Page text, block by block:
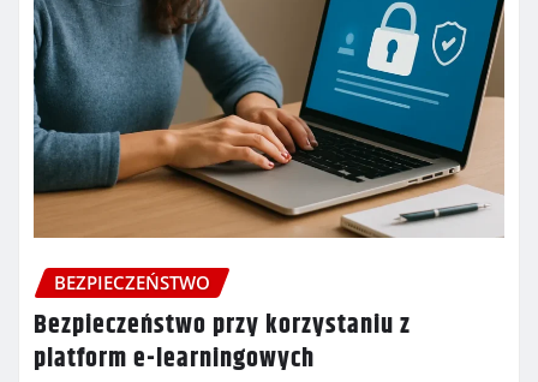
BEZPIECZEŃSTWO
Bezpieczeństwo przy korzystaniu z
platform e-learningowych